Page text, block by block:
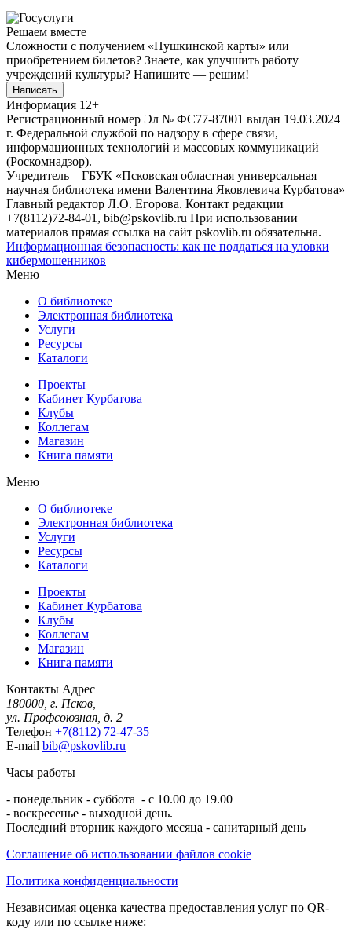
Решаем вместе
Сложности с получением «Пушкинской карты» или
приобретением билетов? Знаете, как улучшить работу
учреждений культуры? Напишите — решим!
Написать
Информация 12+
Регистрационный номер Эл № ФС77-87001 выдан 19.03.2024
г. Федеральной службой по надзору в сфере связи,
информационных технологий и массовых коммуникаций
(Роскомнадзор).
Учредитель – ГБУК «Псковская областная универсальная
научная библиотека имени Валентина Яковлевича Курбатова»
Главный редактор Л.О. Егорова. Контакт редакции
+7(8112)72-84-01, bib@pskovlib.ru При использовании
материалов прямая ссылка на сайт pskovlib.ru обязательна.
Информационная безопасность: как не поддаться на уловки
кибермошенников
Меню
О библиотеке
Электронная библиотека
Услуги
Ресурсы
Каталоги
Проекты
Кабинет Курбатова
Клубы
Коллегам
Магазин
Книга памяти
Меню
О библиотеке
Электронная библиотека
Услуги
Ресурсы
Каталоги
Проекты
Кабинет Курбатова
Клубы
Коллегам
Магазин
Книга памяти
Контакты Адрес
180000, г. Псков,
ул. Профсоюзная, д. 2
Телефон +7(8112) 72-47-35
E-mail bib@pskovlib.ru
Часы работы
- понедельник - суббота - с 10.00 до 19.00
- воскресенье - выходной день.
Последний вторник каждого месяца - санитарный день
Соглашение об использовании файлов cookie
Политика конфиденциальности
Независимая оценка качества предоставления услуг по QR-
коду или по ссылке ниже: